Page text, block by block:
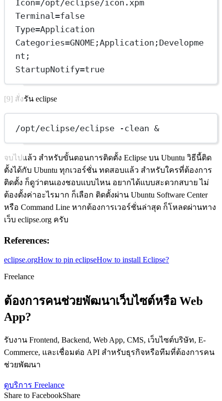
Icon=/opt/eclipse/icon.xpm
Terminal=false
Type=Application
Categories=GNOME;Application;Developme
nt;
StartupNotify=true
[9] สั่งรัน eclipse
/opt/eclipse/eclipse -clean &
จบไปแล้ว สำหรับขั้นตอนการติดตั้ง Eclipse บน Ubuntu วิธีนี้ติด
ตั้งได้กับ Ubuntu ทุกเวอร์ชั่น ทดสอบแล้ว สำหรับใครที่ต้องการ
ติดตั้ง ก็ดูว่าตนเองชอบแบบไหน อยากได้แบบสะดวกสบาย ไม่
ต้องตั้งค่าอะไรมาก ก็เลือก ติดตั้งผ่าน Ubuntu Software Center
หรือ Command Line หากต้องการเวอร์ชั่นล่าสุด ก็โหลดผ่านทาง
เว็บ eclipse.org ครับ
References:
eclipse.orgHow to pin eclipseHow to install Eclipse?
Freelance
ต้องการคนช่วยพัฒนาเว็บไซต์หรือ Web
App?
รับงาน Frontend, Backend, Web App, CMS, เว็บไซต์บริษัท, E-
Commerce, และเชื่อมต่อ API สำหรับธุรกิจหรือทีมที่ต้องการคน
ช่วยพัฒนา
ดูบริการ Freelance
Share to FacebookShare